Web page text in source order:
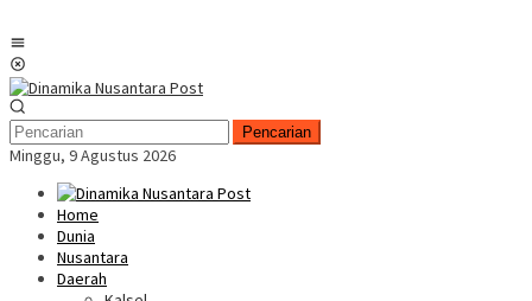
Pencarian
Minggu, 9 Agustus 2026
Home
Dunia
Nusantara
Daerah